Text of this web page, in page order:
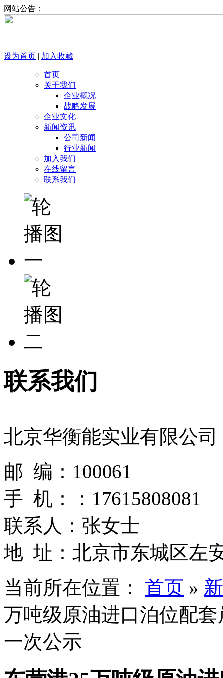
网站公告：
设为首页 | 加入收藏
首页
关于我们
企业概况
战略发展
企业文化
新闻资讯
公司新闻
行业新闻
加入我们
在线留言
联系我们
联系我们
北京华衡能实业有限公司
邮 编：100061
手 机：：17615808081
联系人：张女士
地 址：北京市东城区左
当前所在位置： 首页 »
万吨级原油进口泊位配
一次公示